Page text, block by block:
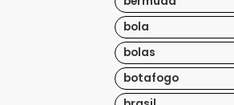
bola
bolas
botafogo